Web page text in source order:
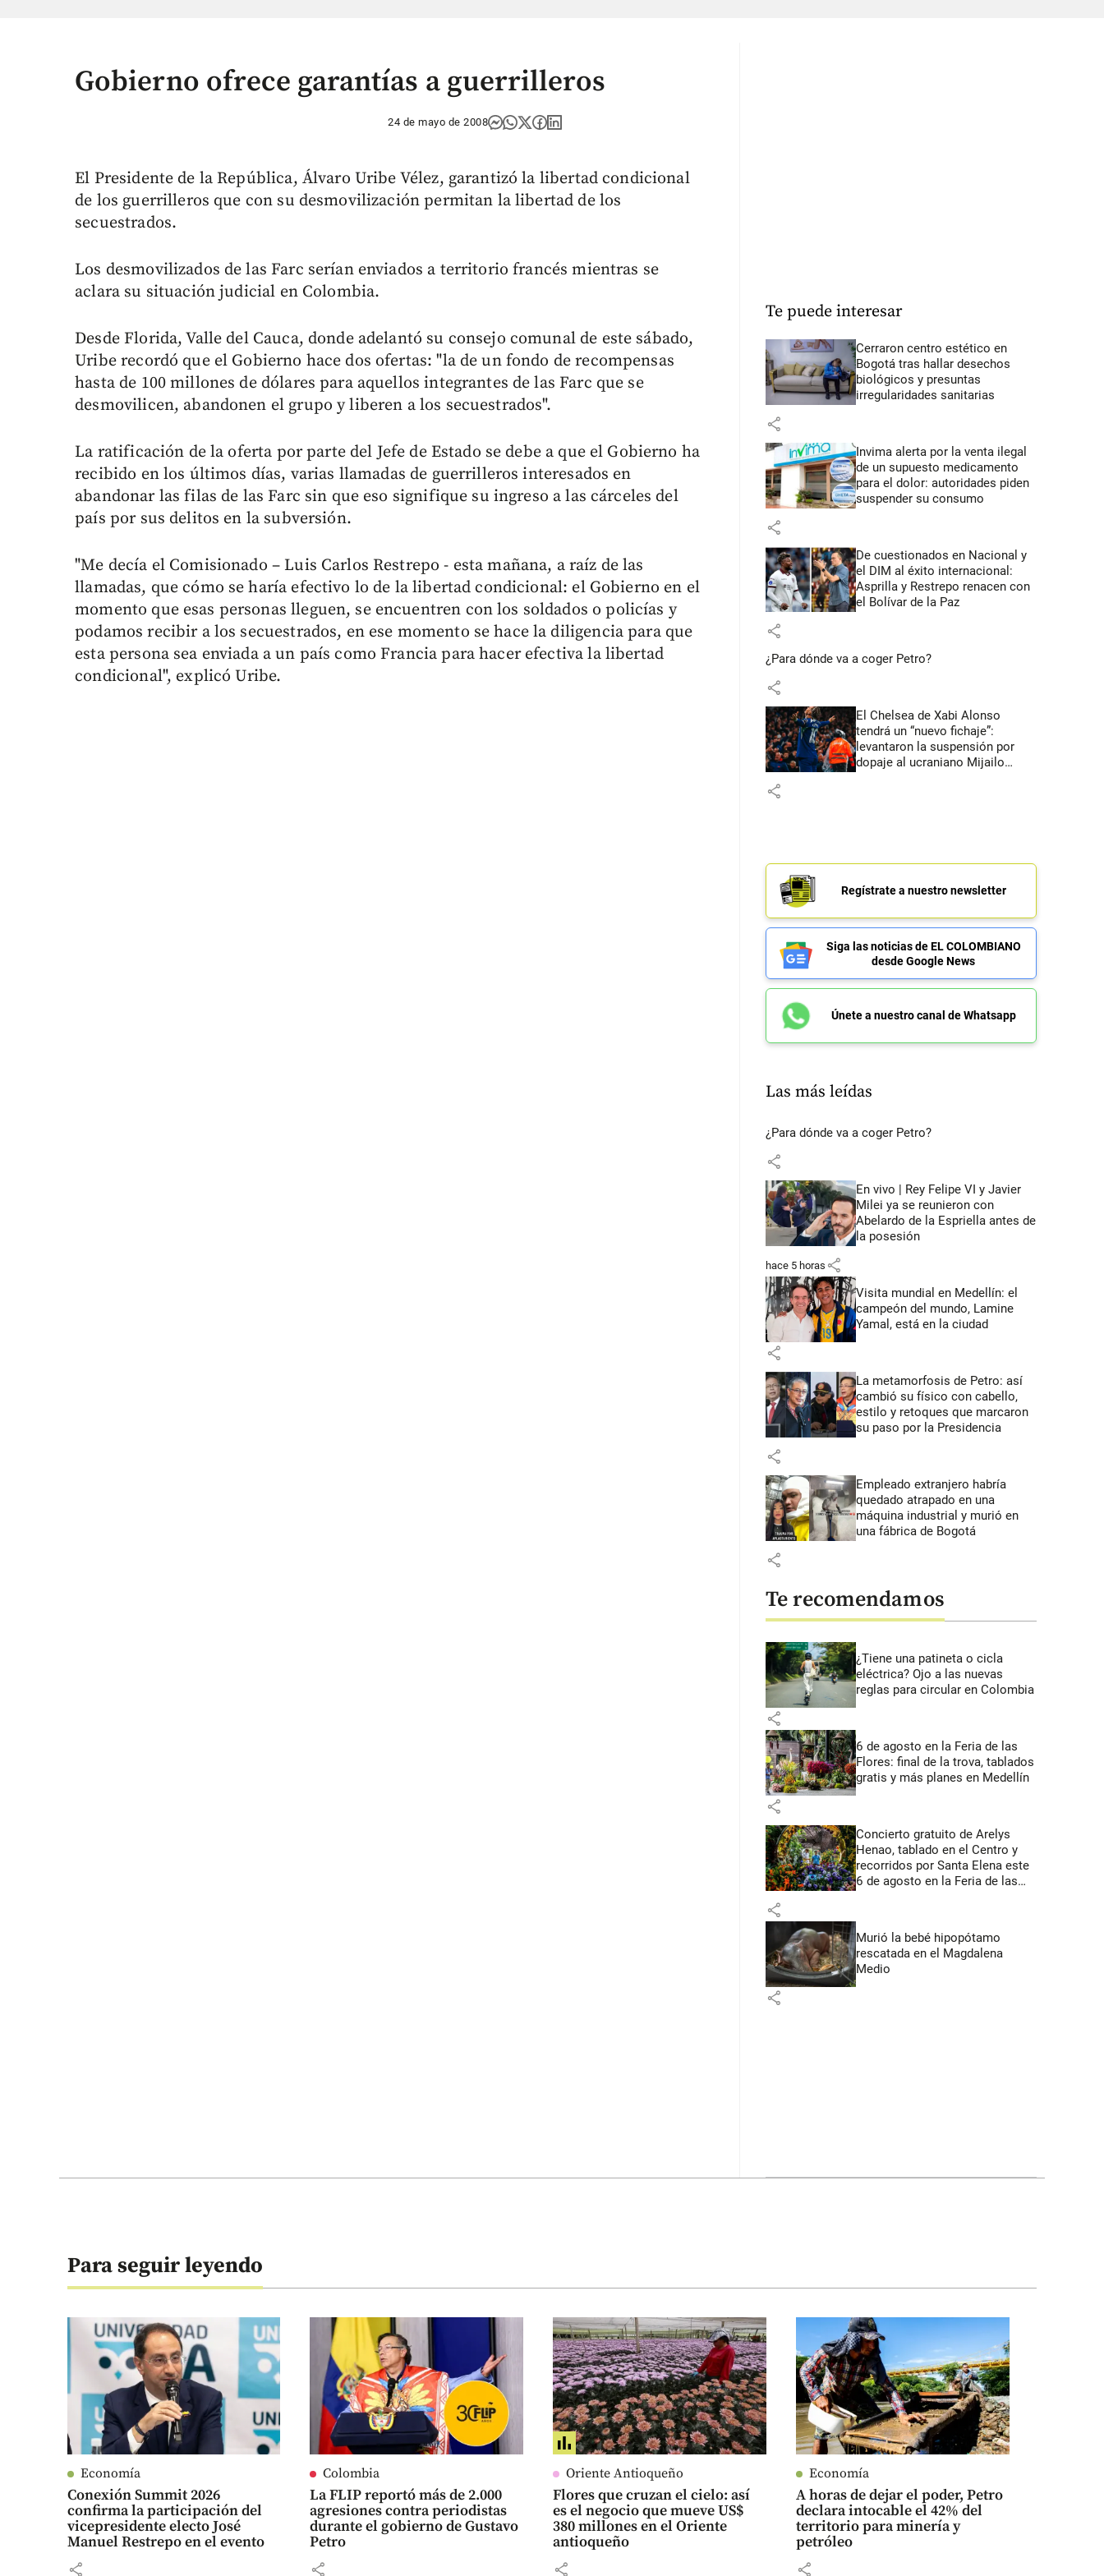
Gobierno ofrece garantías a guerrilleros
24 de mayo de 2008
El Presidente de la República, Álvaro Uribe Vélez, garantizó la libertad condicional
de los guerrilleros que con su desmovilización permitan la libertad de los
secuestrados.
Los desmovilizados de las Farc serían enviados a territorio francés mientras se
aclara su situación judicial en Colombia.
Desde Florida, Valle del Cauca, donde adelantó su consejo comunal de este sábado,
Uribe recordó que el Gobierno hace dos ofertas: "la de un fondo de recompensas
hasta de 100 millones de dólares para aquellos integrantes de las Farc que se
desmovilicen, abandonen el grupo y liberen a los secuestrados".
La ratificación de la oferta por parte del Jefe de Estado se debe a que el Gobierno ha
recibido en los últimos días, varias llamadas de guerrilleros interesados en
abandonar las filas de las Farc sin que eso signifique su ingreso a las cárceles del
país por sus delitos en la subversión.
"Me decía el Comisionado – Luis Carlos Restrepo - esta mañana, a raíz de las
llamadas, que cómo se haría efectivo lo de la libertad condicional: el Gobierno en el
momento que esas personas lleguen, se encuentren con los soldados o policías y
podamos recibir a los secuestrados, en ese momento se hace la diligencia para que
esta persona sea enviada a un país como Francia para hacer efectiva la libertad
condicional", explicó Uribe.
Te puede interesar
Cerraron centro estético en
Bogotá tras hallar desechos
biológicos y presuntas
irregularidades sanitarias
share
Invima alerta por la venta ilegal
de un supuesto medicamento
para el dolor: autoridades piden
suspender su consumo
share
De cuestionados en Nacional y
el DIM al éxito internacional:
Asprilla y Restrepo renacen con
el Bolívar de la Paz
share
¿Para dónde va a coger Petro?
share
El Chelsea de Xabi Alonso
tendrá un “nuevo fichaje”:
levantaron la suspensión por
dopaje al ucraniano Mijailo
share
Regístrate a nuestro newsletter
Siga las noticias de EL COLOMBIANO
desde Google News
Únete a nuestro canal de Whatsapp
Las más leídas
¿Para dónde va a coger Petro?
share
En vivo | Rey Felipe VI y Javier
Milei ya se reunieron con
Abelardo de la Espriella antes de
la posesión
hace 5 horas share
Visita mundial en Medellín: el
campeón del mundo, Lamine
Yamal, está en la ciudad
share
La metamorfosis de Petro: así
cambió su físico con cabello,
estilo y retoques que marcaron
su paso por la Presidencia
share
Empleado extranjero habría
quedado atrapado en una
máquina industrial y murió en
una fábrica de Bogotá
share
Te recomendamos
¿Tiene una patineta o cicla
eléctrica? Ojo a las nuevas
reglas para circular en Colombia
share
6 de agosto en la Feria de las
Flores: final de la trova, tablados
gratis y más planes en Medellín
share
Concierto gratuito de Arelys
Henao, tablado en el Centro y
recorridos por Santa Elena este
6 de agosto en la Feria de las
share
Murió la bebé hipopótamo
rescatada en el Magdalena
Medio
share
Para seguir leyendo
Economía
Conexión Summit 2026
confirma la participación del
vicepresidente electo José
Manuel Restrepo en el evento
share
Colombia
La FLIP reportó más de 2.000
agresiones contra periodistas
durante el gobierno de Gustavo
Petro
share
Oriente Antioqueño
Flores que cruzan el cielo: así
es el negocio que mueve US$
380 millones en el Oriente
antioqueño
share
Economía
A horas de dejar el poder, Petro
declara intocable el 42% del
territorio para minería y
petróleo
share